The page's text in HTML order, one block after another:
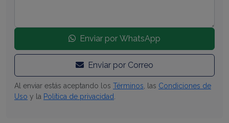
Enviar por WhatsApp
Enviar por Correo
Al enviar estás aceptando los Términos, las Condiciones de
Uso y la Política de privacidad.